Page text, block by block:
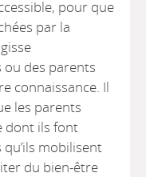
pour que
par la
ou des parents
connaissance. Il
les parents
dont ils font
mobilisent
du bien-être